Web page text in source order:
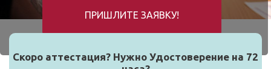
ПРИШЛИТЕ ЗАЯВКУ!
Скоро аттестация? Нужно Удостоверение на 72